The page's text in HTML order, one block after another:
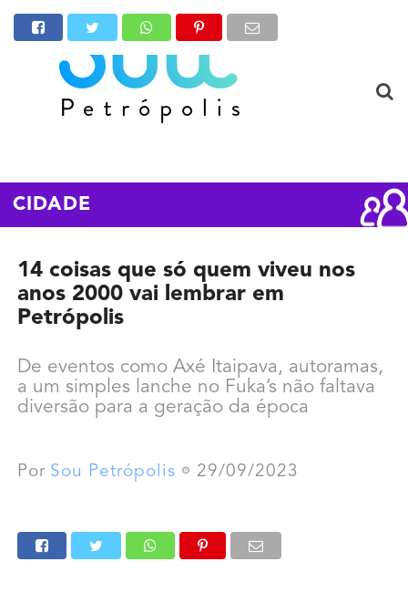
CIDADE
14 coisas que só quem viveu nos
anos 2000 vai lembrar em
Petrópolis
De eventos como Axé Itaipava, autoramas,
a um simples lanche no Fuka’s não faltava
diversão para a geração da época
Por Sou Petrópolis 29/09/2023